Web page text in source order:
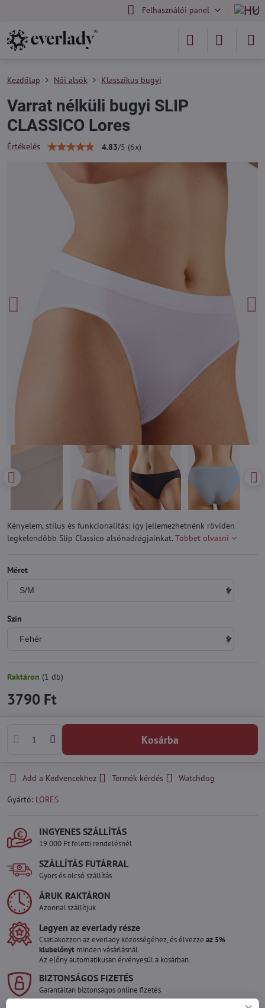
Felhasználói panel
Kezdőlap Női alsók Klasszikus bugyi
Varrat nélküli bugyi SLIP
CLASSICO Lores
Értékelés 4.83/5 (6x)
Kényelem, stílus és funkcionalitás: így jellemezhetnénk röviden
legkelendőbb Slip Classico alsónadrágjainkat. Többet olvasni
Méret
Szín
Raktáron (1 db)
3790 Ft
Kosárba
Add a Kedvencekhez Termék kérdés
Watchdog
Gyártó: LORES
INGYENES SZÁLLÍTÁS
19.000 Ft feletti rendelésnél
SZÁLLÍTÁS FUTÁRRAL
Gyors és olcsó szállítás
ÁRUK RAKTÁRON
Azonnal szállítjuk
Legyen az everlady része
Csatlakozzon az everlady közösségéhez, és élvezze az 5%
klubelőnyt minden vásárlásnál.
Az előny automatikusan érvényesül a kosárban.
BIZTONSÁGOS FIZETÉS
Garantáltan biztonságos online fizetés